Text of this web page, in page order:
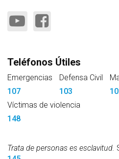
Teléfonos Útiles
Emergencias
107
Defensa Civil
103
Víctimas de violencia
148
Trata de personas es esclavitud.